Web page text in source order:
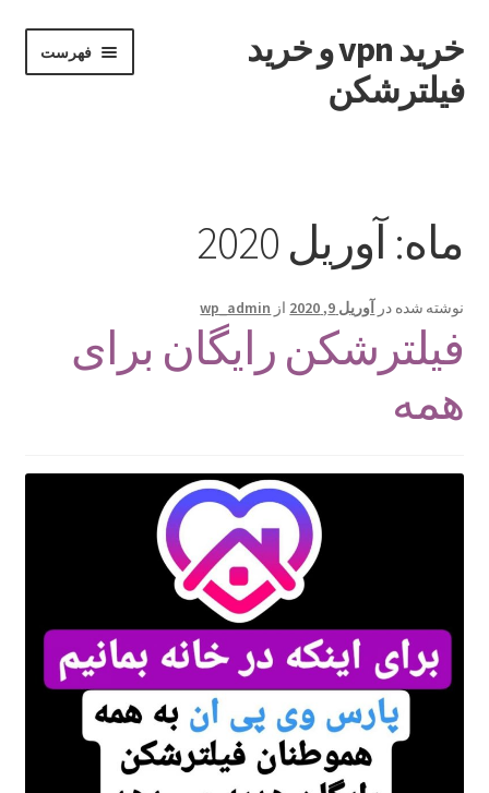
پرش
به
ناوبری
پرش
به
محتوا
خرید vpn و خرید
فیلترشکن
فهرست
ماه: آوریل 2020
نوشته شده در آوریل 9, 2020 از wp_admin
فیلترشکن رایگان برای
همه